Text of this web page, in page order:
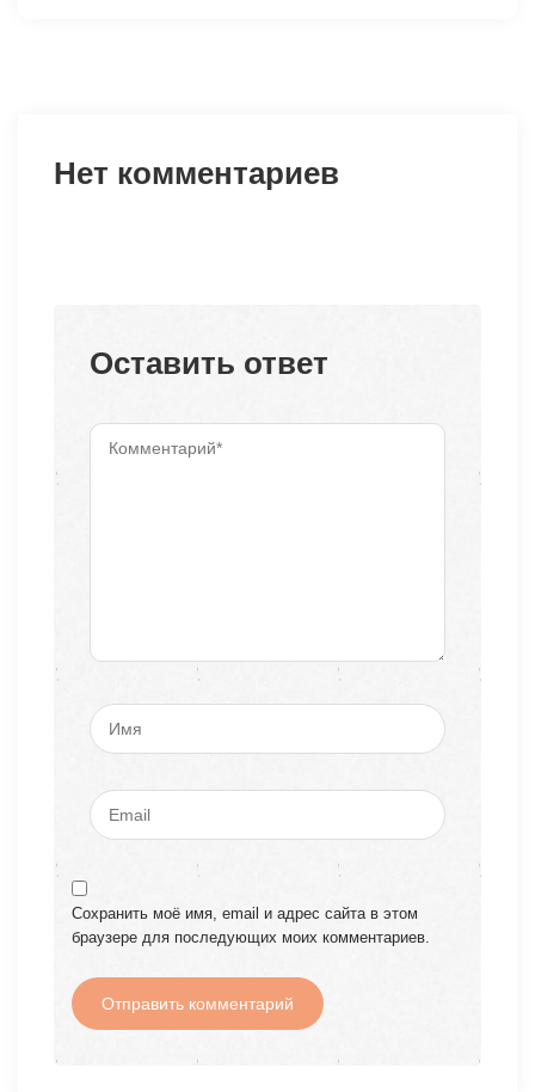
Нет комментариев
Оставить ответ
Сохранить моё имя, email и адрес сайта в этом
браузере для последующих моих комментариев.